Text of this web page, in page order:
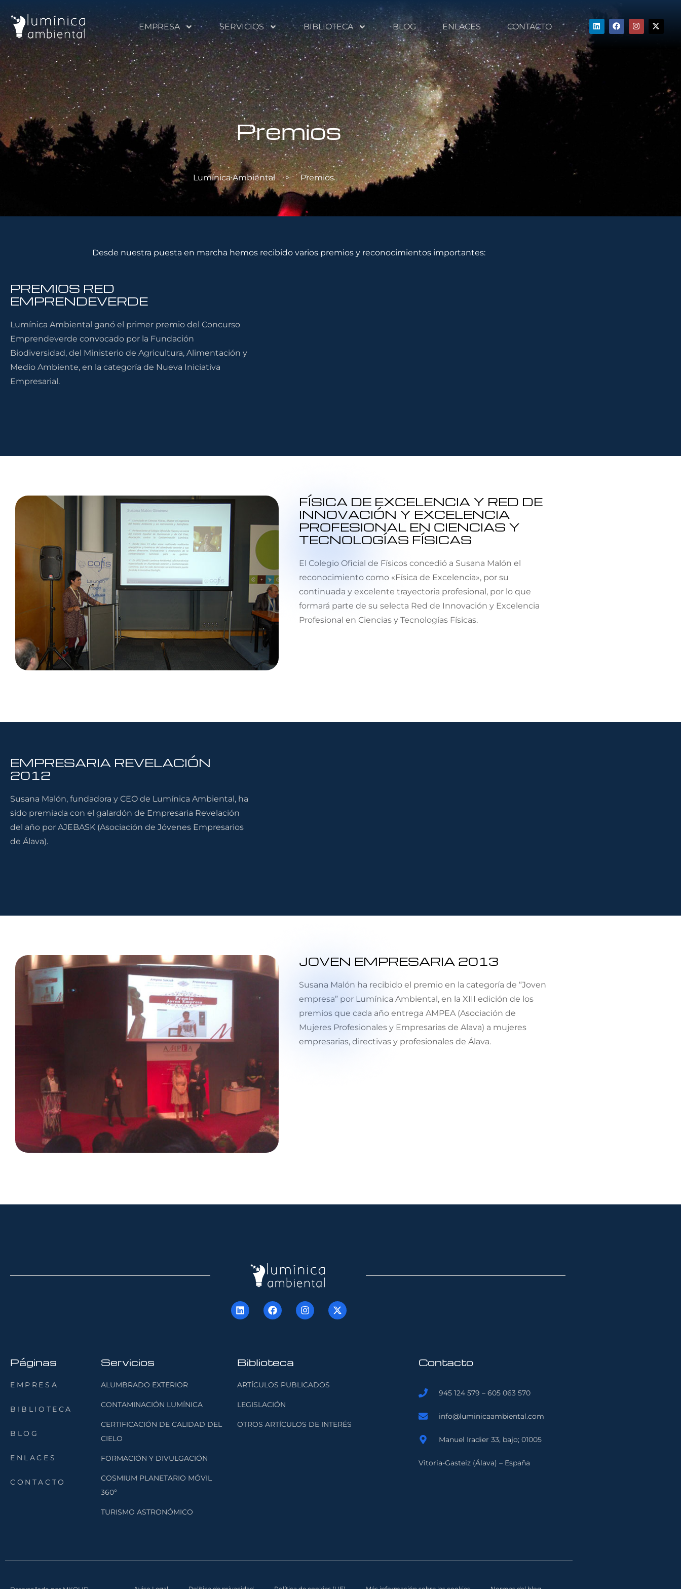
EMPRESA SERVICIOS BIBLIOTECA BLOG ENLACES CONTACTO
Premios
Lumínica Ambiental > Premios
Desde nuestra puesta en marcha hemos recibido varios premios y reconocimientos importantes:
PREMIOS RED
EMPRENDEVERDE
Lumínica Ambiental ganó el primer premio del Concurso
Emprendeverde convocado por la Fundación
Biodiversidad, del Ministerio de Agricultura, Alimentación y
Medio Ambiente, en la categoría de Nueva Iniciativa
Empresarial.
FÍSICA DE EXCELENCIA Y RED DE
INNOVACIÓN Y EXCELENCIA
PROFESIONAL EN CIENCIAS Y
TECNOLOGÍAS FÍSICAS
El Colegio Oficial de Físicos concedió a Susana Malón el
reconocimiento como «Física de Excelencia», por su
continuada y excelente trayectoria profesional, por lo que
formará parte de su selecta Red de Innovación y Excelencia
Profesional en Ciencias y Tecnologías Físicas.
EMPRESARIA REVELACIÓN
2012
Susana Malón, fundadora y CEO de Lumínica Ambiental, ha
sido premiada con el galardón de Empresaria Revelación
del año por AJEBASK (Asociación de Jóvenes Empresarios
de Álava).
JOVEN EMPRESARIA 2013
Susana Malón ha recibido el premio en la categoría de “Joven
empresa” por Lumínica Ambiental, en la XIII edición de los
premios que cada año entrega AMPEA (Asociación de
Mujeres Profesionales y Empresarias de Alava) a mujeres
empresarias, directivas y profesionales de Álava.
Páginas
EMPRESA
BIBLIOTECA
BLOG
ENLACES
CONTACTO
Servicios
ALUMBRADO EXTERIOR
CONTAMINACIÓN LUMÍNICA
CERTIFICACIÓN DE CALIDAD DEL
CIELO
FORMACIÓN Y DIVULGACIÓN
COSMIUM PLANETARIO MÓVIL
360º
TURISMO ASTRONÓMICO
Biblioteca
ARTÍCULOS PUBLICADOS
LEGISLACIÓN
OTROS ARTÍCULOS DE INTERÉS
Contacto
945 124 579 – 605 063 570
info@luminicaambiental.com
Manuel Iradier 33, bajo; 01005
Vitoria-Gasteiz (Álava) – España